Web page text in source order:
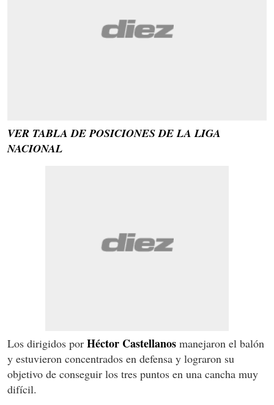
VER TABLA DE POSICIONES DE LA LIGA
NACIONAL
Los dirigidos por Héctor Castellanos manejaron el balón
y estuvieron concentrados en defensa y lograron su
objetivo de conseguir los tres puntos en una cancha muy
difícil.